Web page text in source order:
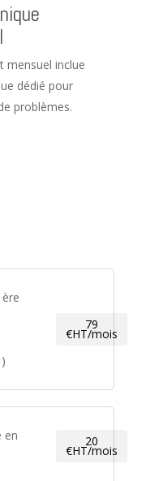
mensuel inclue
dédié pour
problèmes.
79
€HT/mois
en
20
€HT/mois